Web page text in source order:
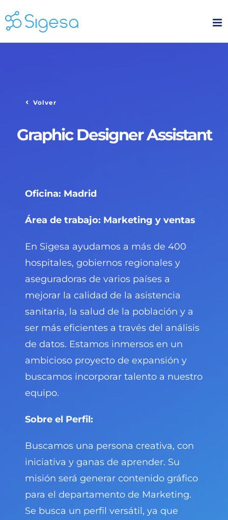
to
content
Volver
Graphic Designer Assistant
Oficina: Madrid
Área de trabajo: Marketing y ventas
En Sigesa ayudamos a más de 400
hospitales, gobiernos regionales y
aseguradoras de varios países a
mejorar la calidad de la asistencia
sanitaria, la salud de la población y a
ser más eficientes a través del análisis
de datos. Estamos inmersos en un
ambicioso proyecto de expansión y
buscamos incorporar talento a nuestro
equipo.
Sobre el Perfil:
Buscamos una persona creativa, con
iniciativa y ganas de aprender. Su
misión será generar contenido gráfico
para el departamento de Marketing.
Se busca un perfil versátil, ya que